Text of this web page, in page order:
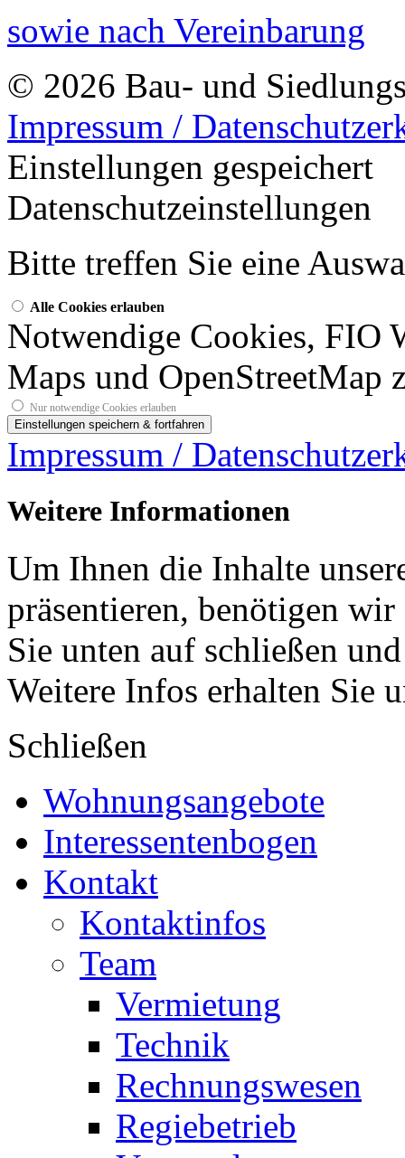
sowie nach Vereinbarung
© 2026 Bau- und
Impressum /
Einstellungen gespeichert
Datenschutzeinstellungen
Bitte treffen Sie eine
Alle Cookies erlauben
Notwendige Cookies, FIO
Maps und OpenStreetMap
Nur notwendige Cookies erlauben
Impressum /
Weitere Informationen
Um Ihnen die Inhalte
präsentieren, benötigen
Sie unten auf schließen
Weitere Infos erhalten Sie
Schließen
Wohnungsangebote
Interessentenbogen
Kontakt
Kontaktinfos
Team
Vermietung
Technik
Rechnungswesen
Regiebetrieb